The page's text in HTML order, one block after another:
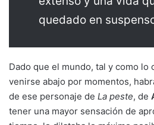
quedado en
Dado que el mundo, tal y como lo
venirse abajo por momentos,
de ese personaje de La peste, de
tener una mayor sensación de